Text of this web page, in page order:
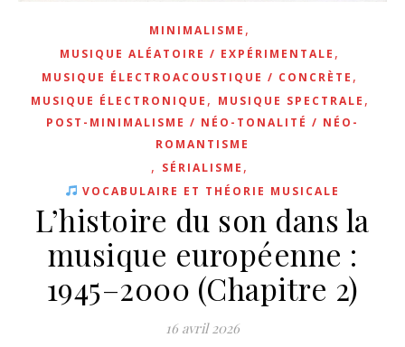
MINIMALISME ,
MUSIQUE ALÉATOIRE / EXPÉRIMENTALE ,
MUSIQUE ÉLECTROACOUSTIQUE / CONCRÈTE ,
MUSIQUE ÉLECTRONIQUE , MUSIQUE SPECTRALE ,
POST-MINIMALISME / NÉO-TONALITÉ / NÉO-
ROMANTISME
, SÉRIALISME ,
VOCABULAIRE ET THÉORIE MUSICALE
L’histoire du son dans la
musique européenne :
1945–2000 (Chapitre 2)
16 avril 2026